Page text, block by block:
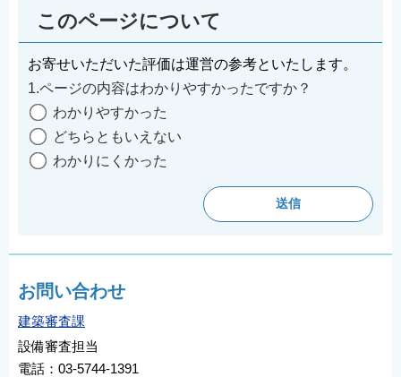
このページについて
お寄せいただいた評価は運営の参考といたします。
1.ページの内容はわかりやすかったですか？
わかりやすかった
どちらともいえない
わかりにくかった
お問い合わせ
建築審査課
設備審査担当
電話：03-5744-1391